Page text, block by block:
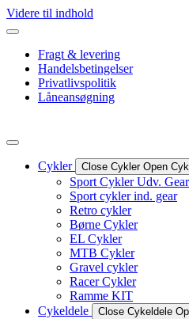
Videre til indhold
Fragt & levering
Handelsbetingelser
Privatlivspolitik
Låneansøgning
Cykler Close Cykler Open
Sport Cykler Udv. Gear
Sport cykler ind. gear
Retro cykler
Børne Cykler
EL Cykler
MTB Cykler
Gravel cykler
Racer Cykler
Ramme KIT
Cykeldele
Close Cykeldele